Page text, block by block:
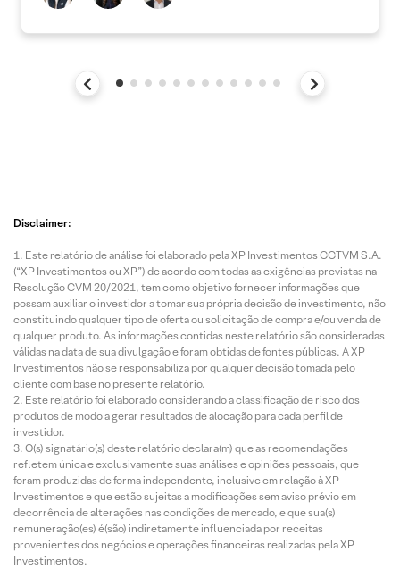
Disclaimer:
Este relatório de análise foi elaborado pela XP Investimentos CCTVM S.A.
(“XP Investimentos ou XP”) de acordo com todas as exigências previstas na
Resolução CVM 20/2021, tem como objetivo fornecer informações que
possam auxiliar o investidor a tomar sua própria decisão de investimento, não
constituindo qualquer tipo de oferta ou solicitação de compra e/ou venda de
qualquer produto. As informações contidas neste relatório são consideradas
válidas na data de sua divulgação e foram obtidas de fontes públicas. A XP
Investimentos não se responsabiliza por qualquer decisão tomada pelo
cliente com base no presente relatório.
Este relatório foi elaborado considerando a classificação de risco dos
produtos de modo a gerar resultados de alocação para cada perfil de
investidor.
O(s) signatário(s) deste relatório declara(m) que as recomendações
refletem única e exclusivamente suas análises e opiniões pessoais, que
foram produzidas de forma independente, inclusive em relação à XP
Investimentos e que estão sujeitas a modificações sem aviso prévio em
decorrência de alterações nas condições de mercado, e que sua(s)
remuneração(es) é(são) indiretamente influenciada por receitas
provenientes dos negócios e operações financeiras realizadas pela XP
Investimentos.